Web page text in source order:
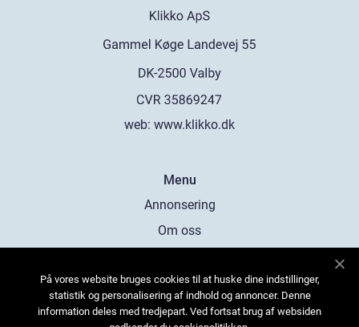
web: www.klikko.dk
Menu
Annonsering
Om oss
Kontakta oss
Sitemap
På vores website bruges cookies til at huske dine indstillinger,
statistik og personalisering af indhold og annoncer. Denne
information deles med tredjepart. Ved fortsat brug af websiden